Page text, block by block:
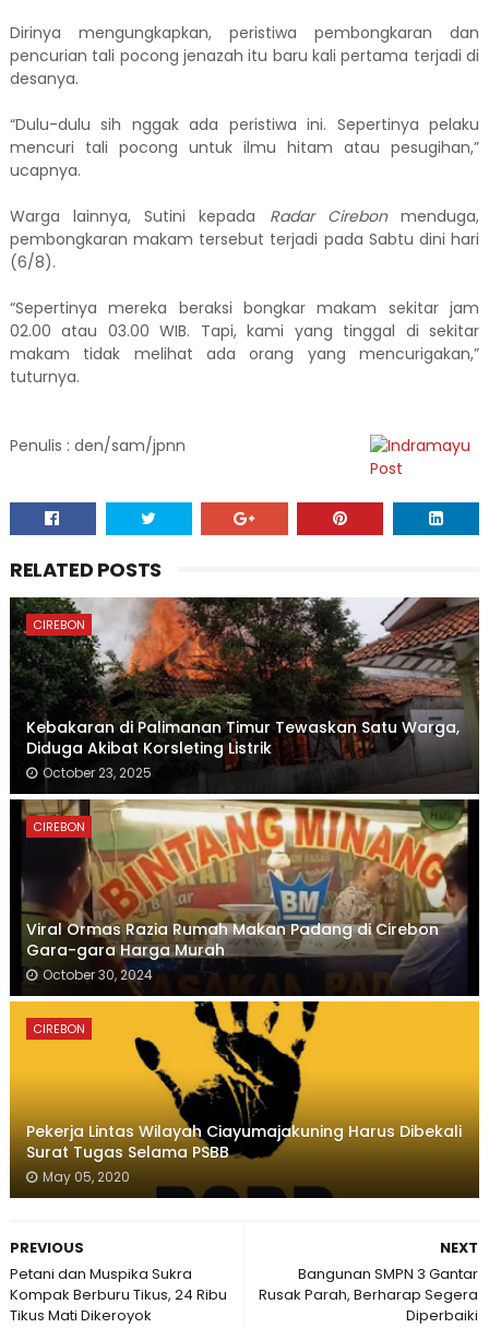
Dirinya mengungkapkan, peristiwa pembongkaran dan
pencurian tali pocong jenazah itu baru kali pertama terjadi di
desanya.
“Dulu-dulu sih nggak ada peristiwa ini. Sepertinya pelaku
mencuri tali pocong untuk ilmu hitam atau pesugihan,”
ucapnya.
Warga lainnya, Sutini kepada Radar Cirebonmenduga,
pembongkaran makam tersebut terjadi pada Sabtu dini hari
(6/8).
“Sepertinya mereka beraksi bongkar makam sekitar jam
02.00 atau 03.00 WIB. Tapi, kami yang tinggal di sekitar
makam tidak melihat ada orang yang mencurigakan,”
tuturnya.
Penulis : den/sam/jpnn
RELATED POSTS
CIREBON
Kebakaran di Palimanan Timur Tewaskan Satu Warga,
Diduga Akibat Korsleting Listrik
October 23, 2025
CIREBON
Viral Ormas Razia Rumah Makan Padang di Cirebon
Gara-gara Harga Murah
October 30, 2024
CIREBON
Pekerja Lintas Wilayah Ciayumajakuning Harus Dibekali
Surat Tugas Selama PSBB
May 05, 2020
NEXT
Bangunan SMPN 3 Gantar
Rusak Parah, Berharap Segera
Diperbaiki
PREVIOUS
Petani dan Muspika Sukra
Kompak Berburu Tikus, 24 Ribu
Tikus Mati Dikeroyok